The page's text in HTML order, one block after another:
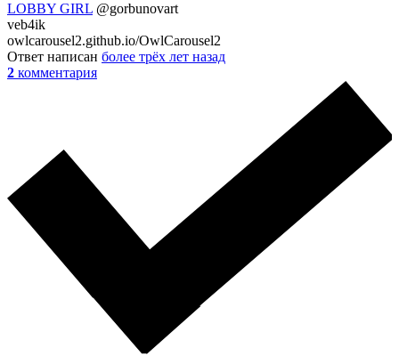
LOBBY GIRL @gorbunovart
veb4ik
owlcarousel2.github.io/OwlCarousel2
Ответ написан более трёх лет назад
2 комментария